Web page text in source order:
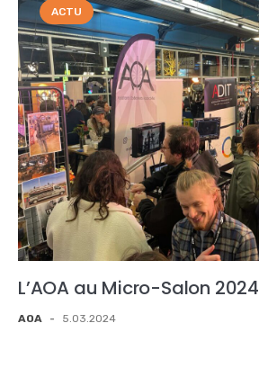
ACTU
L’AOA au Micro-Salon 2024
AOA - 5.03.2024